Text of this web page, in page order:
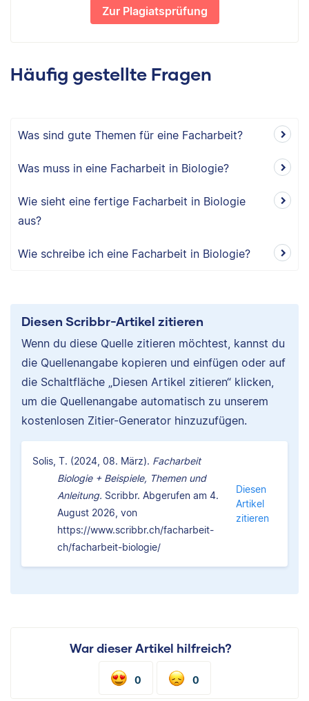
Zur Plagiatsprüfung
Häufig gestellte Fragen
Was sind gute Themen für eine Facharbeit?
Was muss in eine Facharbeit in Biologie?
Wie sieht eine fertige Facharbeit in Biologie
aus?
Wie schreibe ich eine Facharbeit in Biologie?
Diesen Scribbr-Artikel zitieren
Wenn du diese Quelle zitieren möchtest, kannst du
die Quellenangabe kopieren und einfügen oder auf
die Schaltfläche „Diesen Artikel zitieren“ klicken,
um die Quellenangabe automatisch zu unserem
kostenlosen Zitier-Generator hinzuzufügen.
Solis, T. (2024, 08. März). Facharbeit
Biologie + Beispiele, Themen und
Anleitung. Scribbr. Abgerufen am 4.
August 2026, von
https://www.scribbr.ch/facharbeit-
ch/facharbeit-biologie/
Diesen
Artikel
zitieren
War dieser Artikel hilfreich?
0 0